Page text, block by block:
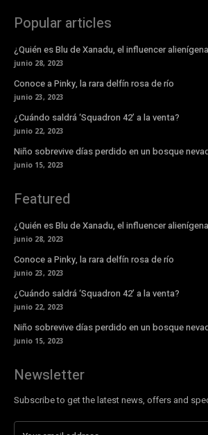
Popular articles
¿Quién es Blu de Xanadu, el influencer
junio 28, 2023
Conoce a Pinky, la rara delfín rosa de río
junio 23, 2023
¿Cuándo saldrá ‘Squadron 42’ a la venta?
junio 22, 2023
Niño sobrevive días perdido en un bosque
junio 15, 2023
Featured
¿Quién es Blu de Xanadu, el influencer
junio 28, 2023
Conoce a Pinky, la rara delfín rosa de río
junio 23, 2023
¿Cuándo saldrá ‘Squadron 42’ a la venta?
junio 22, 2023
Niño sobrevive días perdido en un bosque
junio 15, 2023
Newsletter
Subscribe to get the latest news, offers and